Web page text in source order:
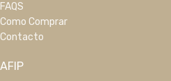
FAQS
Como Comprar
Contacto
AFIP